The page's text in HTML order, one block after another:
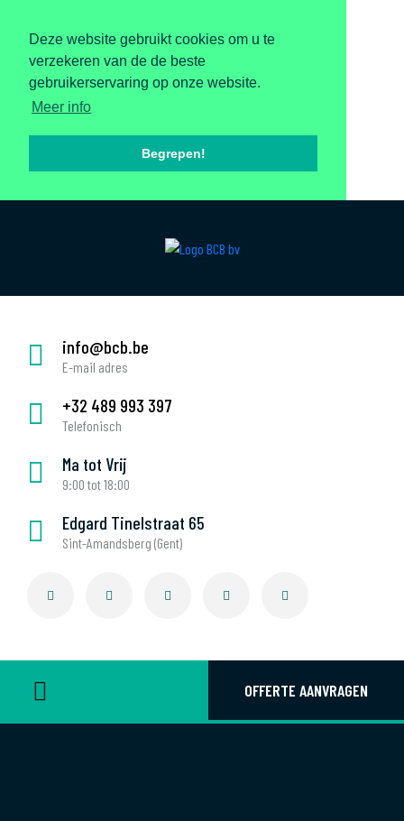
Deze website gebruikt cookies om u te
verzekeren van de de beste
gebruikerservaring op onze website.
Meer info
Begrepen!
info@bcb.be
E-mail adres
+32 489 993 397
Telefonisch
Ma tot Vrij
9:00 tot 18:00
Edgard Tinelstraat 65
Sint-Amandsberg (Gent)
OFFERTE AANVRAGEN